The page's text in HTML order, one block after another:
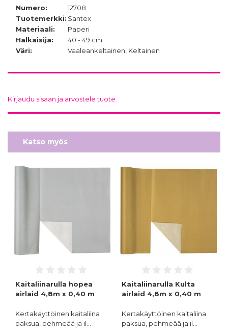
Numero:
12708
Tuotemerkki: Santex
Materiaali:
Paperi
Halkaisija:
40 - 49 cm
Väri:
Vaaleankeltainen, Keltainen
Kirjaudu sisään ja arvostele tuote.
Katso myös
Kaitaliinarulla hopea
airlaid 4,8m x 0,40 m
Kertakäyttöinen kaitaliina
paksua, pehmeää ja il…
Kaitaliinarulla Kulta
airlaid 4,8m x 0,40 m
Kertakäyttöinen kaitaliina
paksua, pehmeää ja il…